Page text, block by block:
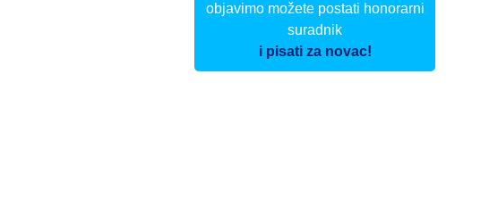
objavimo možete postati honorarni
suradnik
i pisati za novac!